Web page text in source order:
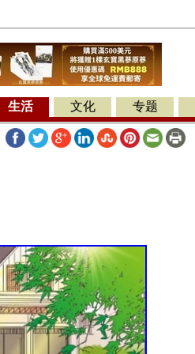
生活 文化 专题